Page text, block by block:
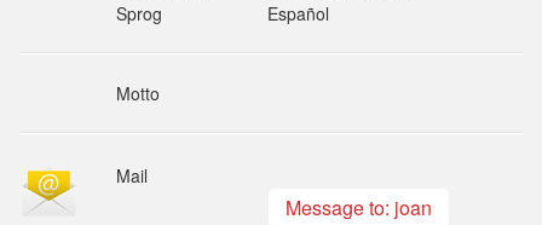
Sprog
Español
Motto
Mail
Message to: joan